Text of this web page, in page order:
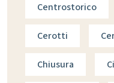
Centrostorico
Cerotti
Chiusura